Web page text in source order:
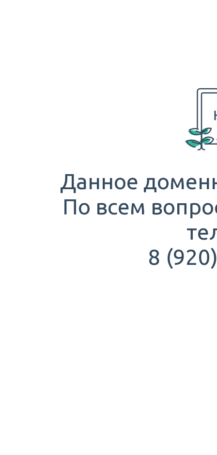
Данное
По всем
8